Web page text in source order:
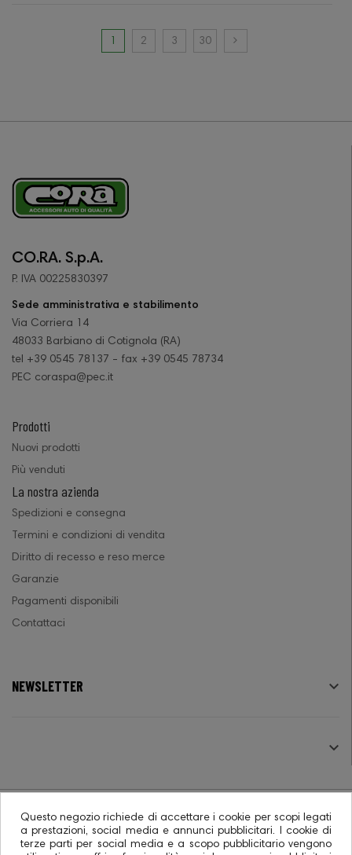
1 2 3 30
CO.RA. S.p.A.
P. IVA 00225830397
Sede amministrativa e stabilimento
Via Corriera 14
48033 Barbiano di Cotignola (RA)
tel +39 0545 78137 - fax +39 0545 78734
PEC coraspa@pec.it
Prodotti
Nuovi prodotti
Più venduti
La nostra azienda
Spedizioni e consegna
Termini e condizioni di vendita
Diritto di recesso e reso merce
Garanzie
Pagamenti disponibili
Contattaci
NEWSLETTER 

Questo negozio richiede di accettare i cookie per scopi legati
a prestazioni, social media e annunci pubblicitari. I cookie di
terze parti per social media e a scopo pubblicitario vengono